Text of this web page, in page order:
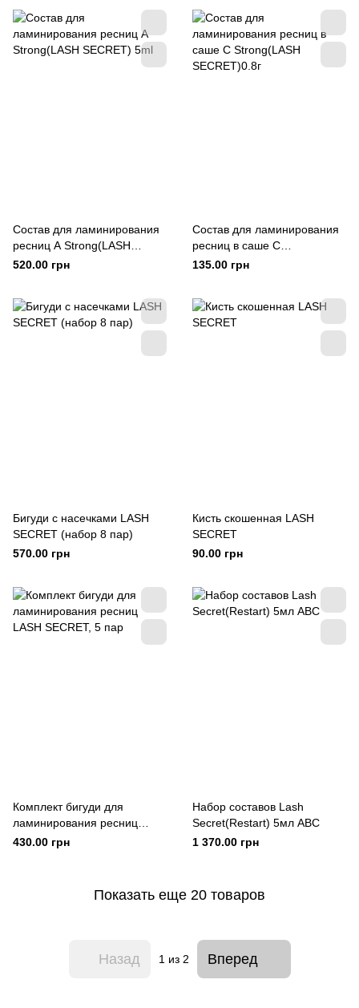
Состав для ламинирования
ресниц А Strong(LASH
SECRET) 5ml
520.00 грн
Состав для ламинирования
ресниц в саше C
Strong(LASH SECRET)0.8г
135.00 грн
Бигуди с насечками LASH
SECRET (набор 8 пар)
570.00 грн
Кисть скошенная LASH
SECRET
90.00 грн
Комплект бигуди для
ламинирования ресниц
LASH SECRET, 5 пар
430.00 грн
Набор составов Lash
Secret(Restart) 5мл ABC
1 370.00 грн
Показать еще 20 товаров
Назад 1из 2 Вперед